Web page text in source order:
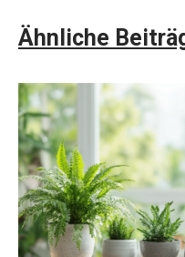
Ähnliche